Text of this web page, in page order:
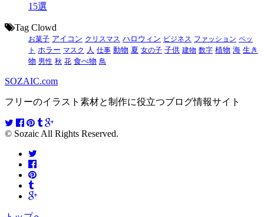
15選
Tag Clowd
お菓子 アイコン クリスマス ハロウィン ビジネス ファッション ペッ
ト ホラー マスク 人 仕事 動物 夏 女の子 子供 建物 数字 植物 海 生き
物 男性 秋 花 食べ物 鳥
SOZAIC.com
フリーのイラスト素材と制作に役立つブログ情報サイト
© Sozaic All Rights Reserved.